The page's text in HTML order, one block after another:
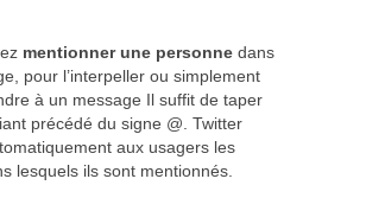
mentionner une personne dans
pour l’interpeller ou simplement
à un message Il suffit de taper
précédé du signe @. Twitter
aux usagers les
lesquels ils sont mentionnés.